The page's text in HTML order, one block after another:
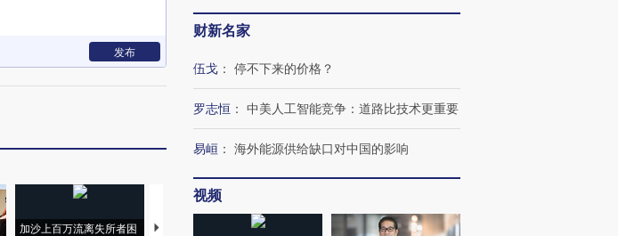
发布
加沙上百万流离失所者困
视线｜HYROX的吸金
马航飞行员跨国走私7万
视线｜被称为“蟑螂”的印
财新名家
伍戈 ： 停不下来的价格？
罗志恒 ： 中美人工智能竞争：道路比技术更重要
易峘 ： 海外能源供给缺口对中国的影响
视频